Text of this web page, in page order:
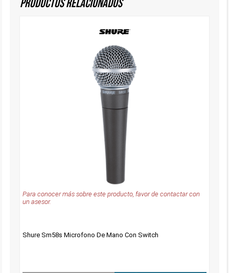
Productos Relacionados
Para conocer más sobre este producto, favor de contactar con
un asesor.
Shure Sm58s Microfono De Mano Con Switch